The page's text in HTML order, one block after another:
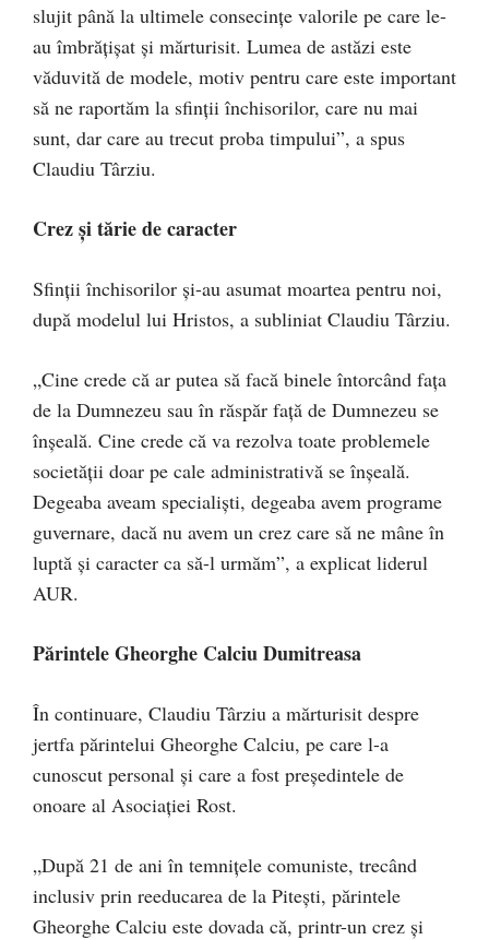
slujit până la ultimele consecințe valorile pe care le-
au îmbrățișat și mărturisit. Lumea de astăzi este
văduvită de modele, motiv pentru care este important
să ne raportăm la sfinții închisorilor, care nu mai
sunt, dar care au trecut proba timpului”, a spus
Claudiu Târziu.
Crez și tărie de caracter
Sfinții închisorilor și-au asumat moartea pentru noi,
după modelul lui Hristos, a subliniat Claudiu Târziu.
„Cine crede că ar putea să facă binele întorcând fața
de la Dumnezeu sau în răspăr față de Dumnezeu se
înșeală. Cine crede că va rezolva toate problemele
societății doar pe cale administrativă se înșeală.
Degeaba aveam specialiști, degeaba avem programe
guvernare, dacă nu avem un crez care să ne mâne în
luptă și caracter ca să-l urmăm”, a explicat liderul
AUR.
Părintele Gheorghe Calciu Dumitreasa
În continuare, Claudiu Târziu a mărturisit despre
jertfa părintelui Gheorghe Calciu, pe care l-a
cunoscut personal și care a fost președintele de
onoare al Asociației Rost.
„După 21 de ani în temnițele comuniste, trecând
inclusiv prin reeducarea de la Pitești, părintele
Gheorghe Calciu este dovada că, printr-un crez și